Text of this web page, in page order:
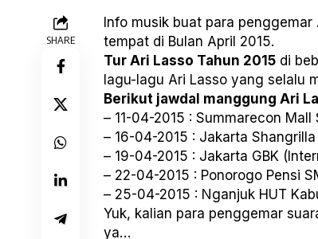
SHARE
Info musik buat para
tempat di Bulan April 2015.
Tur Ari Lasso Tahun 2015 di
lagu-lagu Ari Lasso yang selalu
Berikut jawdal manggung Ari
– 11-04-2015 : Summarecon Mall
– 16-04-2015 : Jakarta
– 19-04-2015 : Jakarta GBK
– 22-04-2015 : Ponorogo Pensi
– 25-04-2015 : Nganjuk HUT
Yuk, kalian para penggemar
ya…